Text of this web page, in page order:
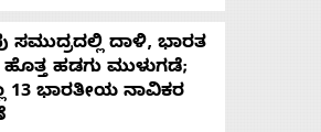
ಸಮುದ್ರದಲ್ಲಿ ದಾಳಿ, ಭಾರತ
ಹೊತ್ತ ಹಡಗು ಮುಳುಗಡೆ;
13 ಭಾರತೀಯ ನಾವಿಕರ